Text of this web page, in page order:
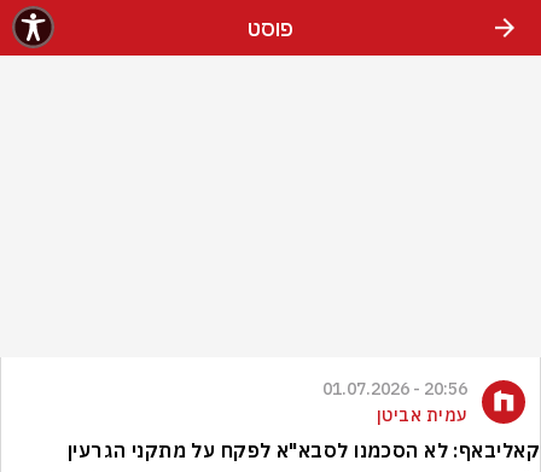
פוסט
20:56 - 01.07.2026
עמית אביטן
קאליבאף: לא הסכמנו לסבא"א לפקח על מתקני הגרעין